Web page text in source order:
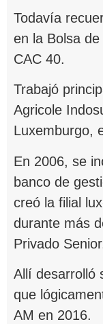
Todavía
en la Bolsa
CAC 40.
Trabajó
Agricole
Luxemburgo,
En 2006, se
banco de
creó la filial
durante más
Privado
Allí desarrolló
que
AM en 2016.